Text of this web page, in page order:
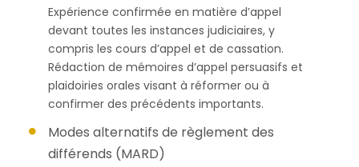
Expérience confirmée en matière d’appel
devant toutes les instances judiciaires, y
compris les cours d’appel et de cassation.
Rédaction de mémoires d’appel persuasifs et
plaidoiries orales visant à réformer ou à
confirmer des précédents importants.
Modes alternatifs de règlement des
différends (MARD)